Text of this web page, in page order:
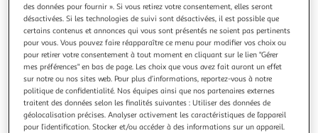
PETIT MARCHE
Dés apéritifs Mimolette / Gouda
120g
des données pour fournir ». Si vous retirez votre consentement, elles seront
désactivées. Si les technologies de suivi sont désactivées, il est possible que
certains contenus et annonces qui vous sont présentés ne soient pas pertinents
pour vous. Vous pouvez faire réapparaître ce menu pour modifier vos choix ou
pour retirer votre consentement à tout moment en cliquant sur le lien "Gérer
mes préférences" en bas de page. Les choix que vous avez fait auront un effet
sur notre ou nos sites web. Pour plus d’informations, reportez-vous à notre
politique de confidentialité. Nos équipes ainsi que nos partenaires externes
traitent des données selon les finalités suivantes : Utiliser des données de
géolocalisation précises. Analyser activement les caractéristiques de l’appareil
pour l’identification. Stocker et/ou accéder à des informations sur un appareil.